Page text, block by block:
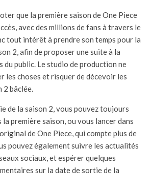
que la première saison de One Piece
avec des millions de fans à travers le
tout intérêt à prendre son temps pour la
2, afin de proposer une suite à la
du public. Le studio de production ne
les choses et risquer de décevoir les
2 bâclée.
de la saison 2, vous pouvez toujours
première saison, ou vous lancer dans
de One Piece, qui compte plus de
pouvez également suivre les actualités
sociaux, et espérer quelques
sur la date de sortie de la